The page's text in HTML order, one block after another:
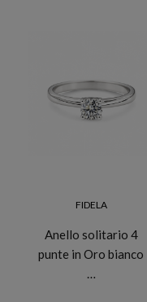
FIDELA
Anello solitario 4
punte in Oro bianco
…